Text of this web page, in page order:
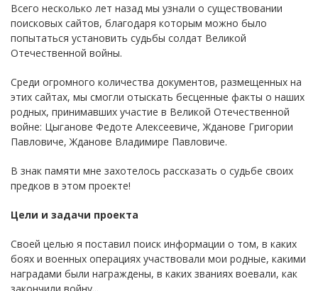
Всего несколько лет назад мы узнали о существовании
поисковых сайтов, благодаря которым можно было
попытаться установить судьбы солдат Великой
Отечественной войны.
Среди огромного количества документов, размещенных на
этих сайтах, мы смогли отыскать бесценные факты о наших
родных, принимавших участие в Великой Отечественной
войне: Цыганове Федоте Алексеевиче, Жданове Григории
Павловиче, Жданове Владимире Павловиче.
В знак памяти мне захотелось рассказать о судьбе своих
предков в этом проекте!
Цели и задачи проекта
Своей целью я поставил поиск информации о том, в каких
боях и военных операциях участвовали мои родные, какими
наградами были награждены, в каких званиях воевали, как